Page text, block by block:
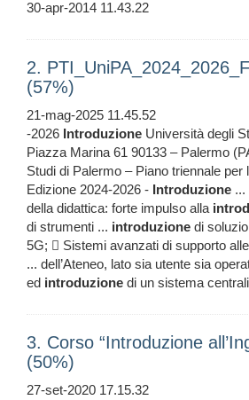
30-apr-2014 11.43.22
2.
(57%)
21-mag-2025 11.45.52
-2026 Introduzione Università degli
Piazza Marina 61 90133 – Palermo
Studi di Palermo – Piano triennale per
Edizione 2024-2026 - Introduzione ...
della didattica: forte impulso alla
di strumenti ... introduzione di
5G;  Sistemi avanzati di supporto
... dell’Ateneo, lato sia utente sia
ed introduzione di un sistema
3. Corso “Introduzione
(50%)
27-set-2020 17.15.32